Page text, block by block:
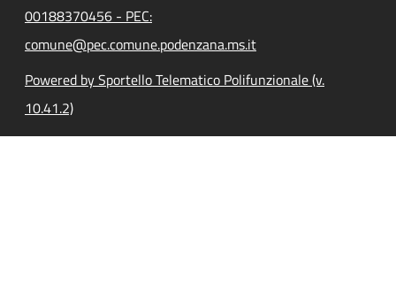
00188370456 - PEC:
comune@pec.comune.podenzana.ms.it
Powered by Sportello Telematico Polifunzionale (v.
10.41.2)